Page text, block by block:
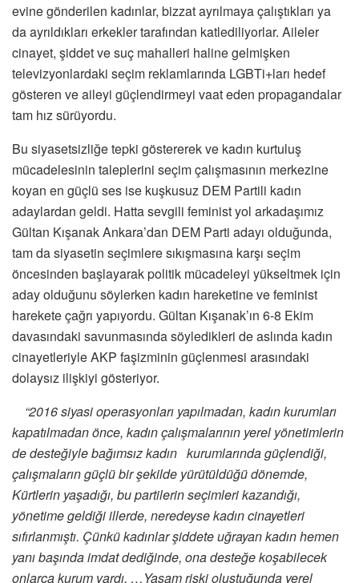
evine gönderilen kadınlar, bizzat ayrılmaya çalıştıkları ya
da ayrıldıkları erkekler tarafından katlediliyorlar. Aileler
cinayet, şiddet ve suç mahalleri haline gelmişken
televizyonlardaki seçim reklamlarında LGBTi+ları hedef
gösteren ve aileyi güçlendirmeyi vaat eden propagandalar
tam hız sürüyordu.
Bu siyasetsizliğe tepki göstererek ve kadın kurtuluş
mücadelesinin taleplerini seçim çalışmasının merkezine
koyan en güçlü ses ise kuşkusuz DEM Partili kadın
adaylardan geldi. Hatta sevgili feminist yol arkadaşımız
Gültan Kışanak Ankara’dan DEM Parti adayı olduğunda,
tam da siyasetin seçimlere sıkışmasına karşı seçim
öncesinden başlayarak politik mücadeleyi yükseltmek için
aday olduğunu söylerken kadın hareketine ve feminist
harekete çağrı yapıyordu. Gültan Kışanak’ın 6-8 Ekim
davasındaki savunmasında söyledikleri de aslında kadın
cinayetleriyle AKP faşizminin güçlenmesi arasındaki
dolaysız ilişkiyi gösteriyor.
“2016 siyasi operasyonları yapılmadan, kadın kurumları
kapatılmadan önce, kadın çalışmalarının yerel yönetimlerin
de desteğiyle bağımsız kadın kurumlarında güçlendiği,
çalışmaların güçlü bir şekilde yürütüldüğü dönemde,
Kürtlerin yaşadığı, bu partilerin seçimleri kazandığı,
yönetime geldiği illerde, neredeyse kadın cinayetleri
sıfırlanmıştı. Çünkü kadınlar şiddete uğrayan kadın hemen
yanı başında imdat dediğinde, ona desteğe koşabilecek
onlarca kurum vardı. …Yaşam riski oluştuğunda yerel